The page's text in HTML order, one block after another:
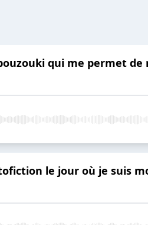
qui me permet
le jour où je suis